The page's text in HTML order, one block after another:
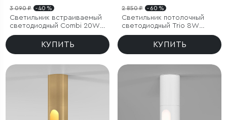
3 090 ₽ - 40 %
Светильник встраиваемый
светодиодный Combi 20W
4000K черный
КУПИТЬ
2 850 ₽ - 60 %
Светильник потолочный
светодиодный Trio 8W
4000K черный
КУПИТЬ